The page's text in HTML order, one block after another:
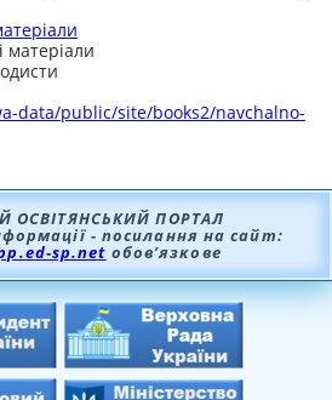
матеріали
data/public/site/books2/navchalno-
ОСВІТЯНСЬКИЙ ПОРТАЛ
- посилання на сайт:
sp.net обов’язкове